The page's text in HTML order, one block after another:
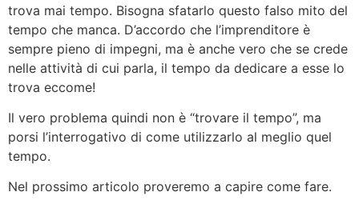
trova mai tempo. Bisogna sfatarlo questo falso mito del
tempo che manca. D’accordo che l’imprenditore è
sempre pieno di impegni, ma è anche vero che se crede
nelle attività di cui parla, il tempo da dedicare a esse lo
trova eccome!
Il vero problema quindi non è “trovare il tempo”, ma
porsi l’interrogativo di come utilizzarlo al meglio quel
tempo.
Nel prossimo articolo proveremo a capire come fare.